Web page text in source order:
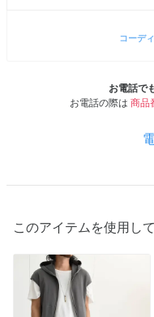
コーデ
お電話で
お電話の際は 商品
このアイテムを使用し